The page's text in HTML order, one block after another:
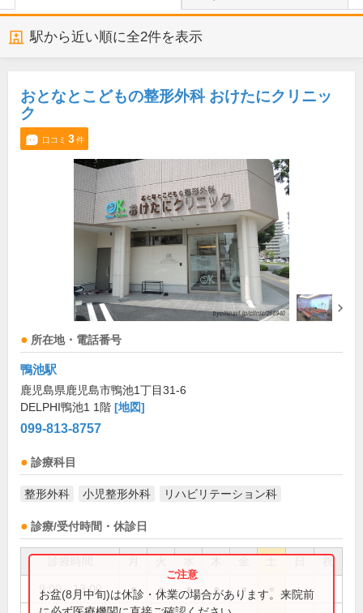
駅から近い順に全2件を表示
おとなとこどもの整形外科 おけたにクリニッ
ク
口コミ 3件
所在地・電話番号
鴨池駅
鹿児島県鹿児島市鴨池1丁目31-6
DELPHI鴨池1 1階 [地図]
099-813-8757
診療科目
整形外科 小児整形外科 リハビリテーション科
診療/受付時間・休診日
祝
9:00～13:00 ● ● ● ● ●
お盆(8月中旬)は休診・休業の場合があります。来院前